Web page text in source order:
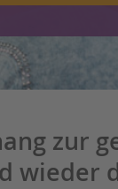
zur
wieder